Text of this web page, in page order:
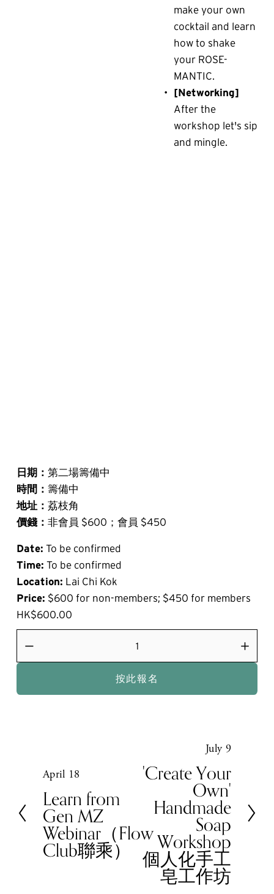
make your own
cocktail and learn
how to shake
your ROSE-
MANTIC.
[Networking]
After the
workshop let's sip
and mingle.
日期： 第二場籌備中
時間： 籌備中
地址： 荔枝角
價錢： 非會員 $600；會員 $450
Date: To be confirmed
Time: To be confirmed
Location: Lai Chi Kok
Price: $600 for non-members; $450 for members
HK$600.00
按此報名
P
r
e
v
o
April 18
Learn from
Gen MZ
Webinar（Flow
Club聯乘）
July 9
'Create Your
Own'
Handmade
Soap
Workshop
個人化手工
皂工作坊